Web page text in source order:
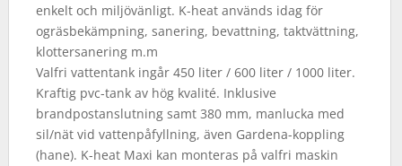
enkelt och miljövänligt. K-heat används idag för
ogräsbekämpning, sanering, bevattning, taktvättning,
klottersanering m.m
Valfri vattentank ingår 450 liter / 600 liter / 1000 liter.
Kraftig pvc-tank av hög kvalité. Inklusive
brandpostanslutning samt 380 mm, manlucka med
sil/nät vid vattenpåfyllning, även Gardena-koppling
(hane). K-heat Maxi kan monteras på valfri maskin